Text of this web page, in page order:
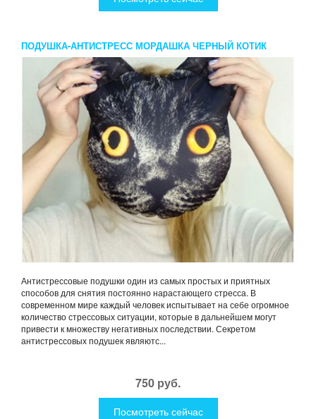
ПОДУШКА-АНТИСТРЕСС МОРДАШКА ЧЕРНЫЙ КОТИК
Антистрессовые подушки один из самых простых и приятных
способов для снятия постоянно нарастающего стресса. В
современном мире каждый человек испытывает на себе огромное
количество стрессовых ситуации, которые в дальнейшем могут
привести к множеству негативных последствии. Секретом
антистрессовых подушек являютс...
750 руб.
Посмотреть сейчас